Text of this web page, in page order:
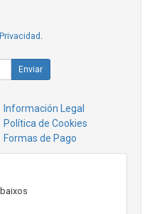
Enviar
Información Legal
Política de Cookies
Formas de Pago